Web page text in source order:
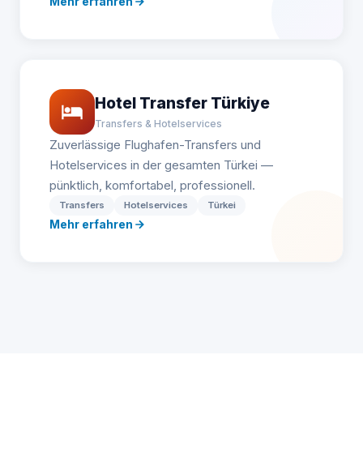
Hotel Transfer Türkiye
Transfers & Hotelservices
Zuverlässige Flughafen-Transfers und
Hotelservices in der gesamten Türkei —
pünktlich, komfortabel, professionell.
Transfers Hotelservices Türkei
Mehr erfahren